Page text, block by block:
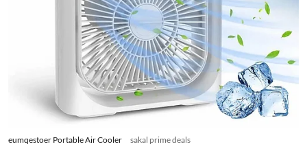
eumqestoer Portable Air Cooler sakal prime deals